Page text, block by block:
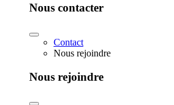
Nous contacter
Contact
Nous rejoindre
Nous rejoindre